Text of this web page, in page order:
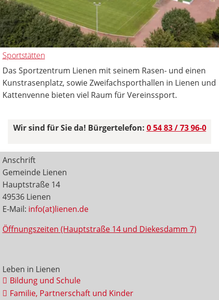
Sportstätten
Das Sportzentrum Lienen mit seinem Rasen- und einen
Kunstrasenplatz, sowie Zweifachsporthallen in Lienen und
Kattenvenne bieten viel Raum für Vereinssport.
Wir sind für Sie da! Bürgertelefon: 0 54 83 / 73 96-0
Anschrift
Gemeinde Lienen
Hauptstraße 14
49536 Lienen
E-Mail: info(at)lienen.de
Öffnungszeiten (Hauptstraße 14 und Diekesdamm 7)
Leben in Lienen
Bildung und Schule
Familie, Partnerschaft und Kinder